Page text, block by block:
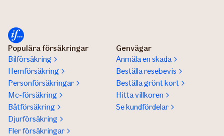
Populära försäkringar
Bilförsäkring
Hemförsäkring
Personförsäkringar
Mc-försäkring
Båtförsäkring
Djurförsäkring
Fler försäkringar
Genvägar
Anmäla en skada
Beställa resebevis
Beställa grönt kort
Hitta villkoren
Se kundfördelar